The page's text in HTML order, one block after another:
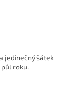
jedinečný šátek
roku.